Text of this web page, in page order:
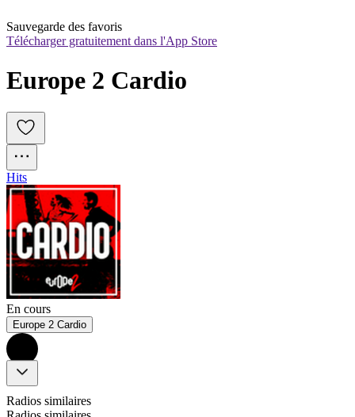
Sauvegarde des favoris
Télécharger gratuitement dans l'App Store
Europe 2 Cardio
Hits
En cours
Europe 2 Cardio
Radios similaires